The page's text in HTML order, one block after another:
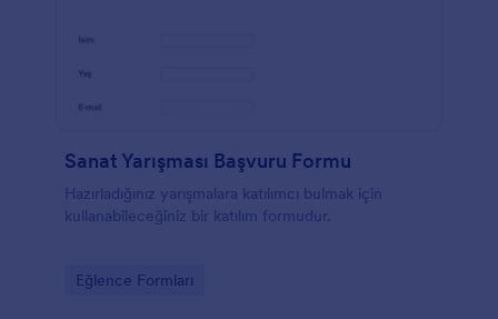
Sanat Yarışması Başvuru Formu
Hazırladığınız yarışmalara katılımcı bulmak için
kullanabileceğiniz bir katılım formudur.
Go to Category:
Eğlence Formları